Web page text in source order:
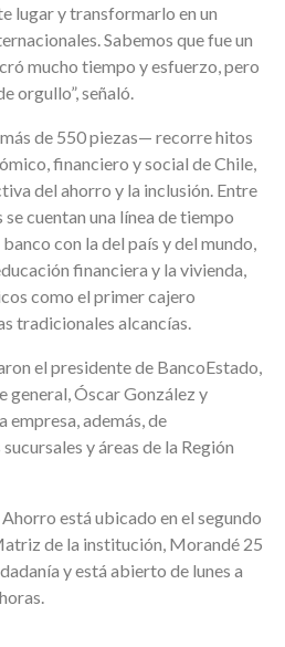
lugar y transformarlo en un
Sabemos que fue un
mucho tiempo y esfuerzo, pero
orgullo”, señaló.
de 550 piezas— recorre hitos
financiero y social de Chile,
del ahorro y la inclusión. Entre
cuentan una línea de tiempo
con la del país y del mundo,
financiera y la vivienda,
como el primer cajero
tradicionales alcancías.
el presidente de BancoEstado,
general, Óscar González y
empresa, además, de
y áreas de la Región
está ubicado en el segundo
de la institución, Morandé 25
y está abierto de lunes a